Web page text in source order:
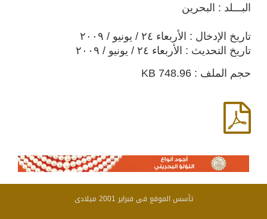
البـــلد : البحرين
تاريخ الإدخال : الأربعاء ٢٤ / يونيو / ٢٠٠٩
تاريخ التحديث : الأربعاء ٢٤ / يونيو / ٢٠٠٩
حجم الملف : 748.96 KB
تأسس الموقع فى فبراير 2001 ميلادى